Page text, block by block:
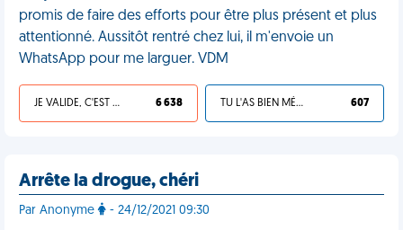
promis de faire des efforts pour être plus présent et plus
attentionné. Aussitôt rentré chez lui, il m'envoie un
WhatsApp pour me larguer. VDM
JE VALIDE, C'EST UNE VDM 6 638 TU L'AS BIEN MÉRITÉ 607
Arrête la drogue, chéri
Par Anonyme - 24/12/2021 09:30